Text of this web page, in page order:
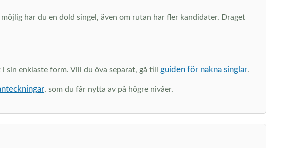
har du en dold singel, även om rutan har fler kandidater. Draget
enklaste form. Vill du öva separat, gå till guiden för nakna singlar.
, som du får nytta av på högre nivåer.